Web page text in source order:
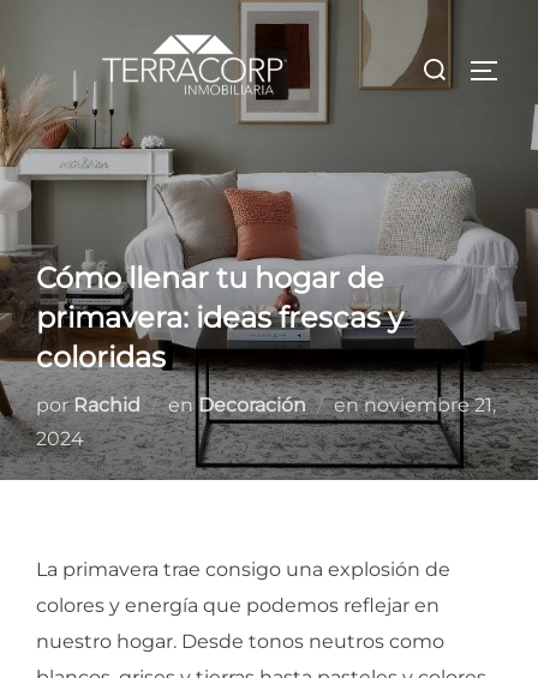
contenido
Buscar:
Cómo llenar tu hogar de
primavera: ideas frescas y
coloridas
porRachid en Decoración enPublicado
el
noviembre 21,
2024
La primavera trae consigo una explosión de
colores y energía que podemos reflejar en
nuestro hogar. Desde tonos neutros como